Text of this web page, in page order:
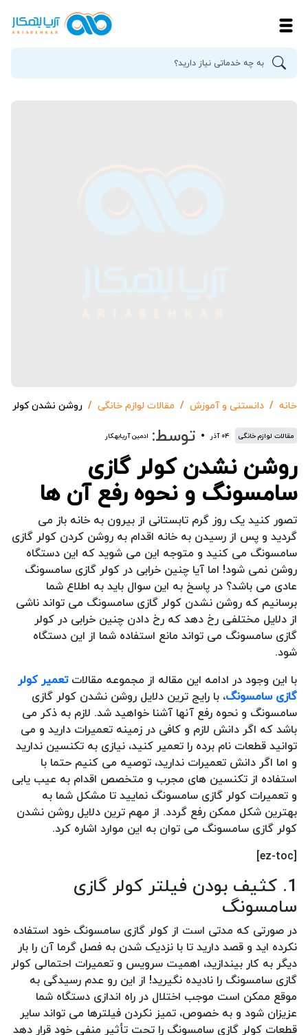
خانه دانستنی و آموزش مقالات لوازم خانگی روشن نشدن کولر
مقالات لوازم خانگی ۰۴ آذر توسط: ادمین آریابهکار
روشن نشدن کولر گازی
سامسونگ و نحوه رفع آن ها
تصور کنید یک روز گرم تابستانی از بیرون به خانه باز می
گردید و پس از رسیدن به خانه اقدام به روشن کردن کولر گازی
سامسونگ می کنید و متوجه این می شوید که این دستگاه
روشن نمی شود! اما آیا چنین خرابی در کولر گازی سامسونگ
عادی می باشد؟ در پاسخ به این سوال باید به اطلاع شما
برسانیم که روشن نشدن کولر گازی سامسونگ می تواند ناشی
از دلایل مختلفی رخ دهد که رخ دادن چنین خرابی در کولر
گازی سامسونگ می تواند مانع استفاده شما از این دستگاه
شود.
با این وجود در ادامه این مقاله از مجموعه مقالاتتعمیر کولر
گازی سامسونگ، با رایج ترین دلایل روشن نشدن کولر گازی
سامسونگ و نحوه رفع آنها آشنا خواهید شد. لازم به ذکر می
باشد که اگر دانش لازم و کافی در زمینه تعمیرات دارید و می
توانید قطعات نام برده را تعمیر کنید، نیازی به تکنسین ندارید
و اما اگر دانش تعمیرات ندارید، توصیه می کنیم حتما با
استفاده از تکنسین های مجرب و متخصص اقدام به عیب یابی
و تعمیرات کولر گازی سامسونگ نمایید تا مشکل شما به
بهترین شکل ممکن رفع گردد. از مهم ترین دلایل روشن نشدن
کولر گازی سامسونگ می توان به این موارد اشاره کرد.
[ez-toc]
1. کثیف بودن فیلتر کولر گازی
سامسونگ
در صورتی که مدتی است از کولر گازی سامسونگ خود استفاده
نکرده اید و قصد دارید تا با نزدیک شدن به فصل گرما آن را بار
دیگر به کار بیندازید، اهمیت سرویس و تعمیرات احتمالی کولر
گازی سامسونگ را نادیده نگیرید! از این رو عدم رسیدگی به
موقع ممکن است موجب اختلال در راه اندازی دستگاه شما
عزیزان شود و به خصوص، تمیز نکردن فیلترها می تواند سایر
قطعات کولر گازی سامسونگ را تحت تأثیر منفی خود قرار دهد